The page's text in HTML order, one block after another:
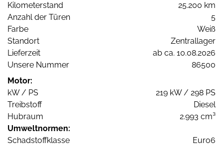
Kilometerstand
25.200 km
Anzahl der Türen
5
Farbe
Weiß
Standort
Zentrallager
Lieferzeit
ab ca. 10.08.2026
Unsere Nummer
86500
Motor:
kW / PS
219 kW / 298 PS
Treibstoff
Diesel
Hubraum
2.993 cm³
Umweltnormen:
Schadstoffklasse
Euro6